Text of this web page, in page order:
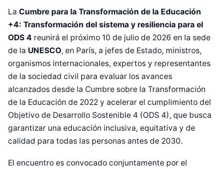
La Cumbre para la Transformación de la Educación
+4: Transformación del sistema y resiliencia para el
ODS 4 reunirá el próximo 10 de julio de 2026 en la sede
de la UNESCO, en París, a jefes de Estado, ministros,
organismos internacionales, expertos y representantes
de la sociedad civil para evaluar los avances
alcanzados desde la Cumbre sobre la Transformación
de la Educación de 2022 y acelerar el cumplimiento del
Objetivo de Desarrollo Sostenible 4 (ODS 4), que busca
garantizar una educación inclusiva, equitativa y de
calidad para todas las personas antes de 2030.
El encuentro es convocado conjuntamente por el